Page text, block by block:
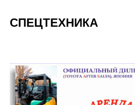
СПЕЦТЕХНИКА